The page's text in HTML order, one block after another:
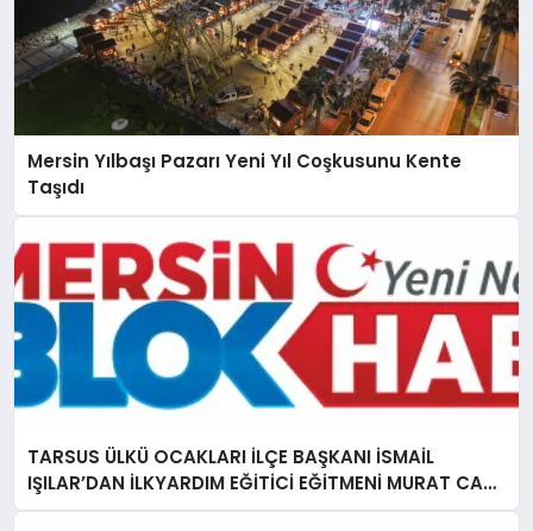
Mersin Yılbaşı Pazarı Yeni Yıl Coşkusunu Kente
Taşıdı
TARSUS ÜLKÜ OCAKLARI İLÇE BAŞKANI İSMAİL
IŞILAR’DAN İLKYARDIM EĞİTİCİ EĞİTMENİ MURAT CAN
FİDAN’A ZİYARET